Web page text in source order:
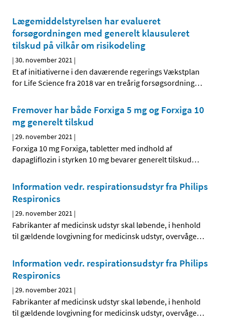
Lægemiddelstyrelsen har evalueret
forsøgordningen med generelt klausuleret
tilskud på vilkår om risikodeling
|30. november 2021 |
Et af initiativerne i den daværende regerings Vækstplan
for Life Science fra 2018 var en treårig forsøgsordning…
Fremover har både Forxiga 5 mg og Forxiga 10
mg generelt tilskud
|29. november 2021 |
Forxiga 10 mg Forxiga, tabletter med indhold af
dapagliflozin i styrken 10 mg bevarer generelt tilskud…
Information vedr. respirationsudstyr fra Philips
Respironics
|29. november 2021 |
Fabrikanter af medicinsk udstyr skal løbende, i henhold
til gældende lovgivning for medicinsk udstyr, overvåge…
Information vedr. respirationsudstyr fra Philips
Respironics
|29. november 2021 |
Fabrikanter af medicinsk udstyr skal løbende, i henhold
til gældende lovgivning for medicinsk udstyr, overvåge…